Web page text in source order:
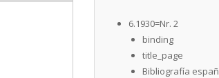
6.1930=Nr. 2
binding
title_page
Bibliografía